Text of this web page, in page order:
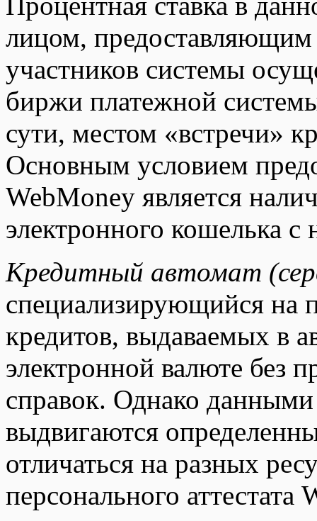
лицом, предоставляющим
участников системы
биржи платежной
сути, местом «встречи»
Основным условием
WebMoney является
электронного кошелька с
Кредитный автомат
специализирующийся на
кредитов, выдаваемых в
электронной валюте без
справок. Однако
выдвигаются
отличаться на разных
персонального